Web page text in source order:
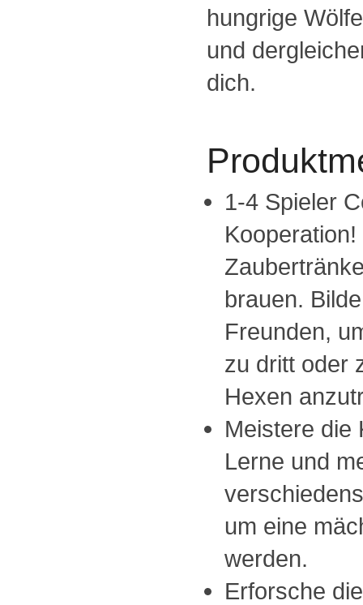
hungrige
und
dich.
1-4 Spieler
brauen.
Freunden,
zu dritt oder
Hexen
Meistere die
Lerne und
um eine
werden.
Erforsche